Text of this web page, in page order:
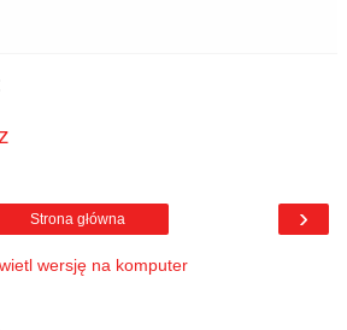
›
Strona główna
wersję na komputer